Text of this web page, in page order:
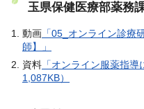
玉県保健医療部薬務
動画 「05_オンライン診療
師】」
資料 「オンライン服薬指
1,087KB）